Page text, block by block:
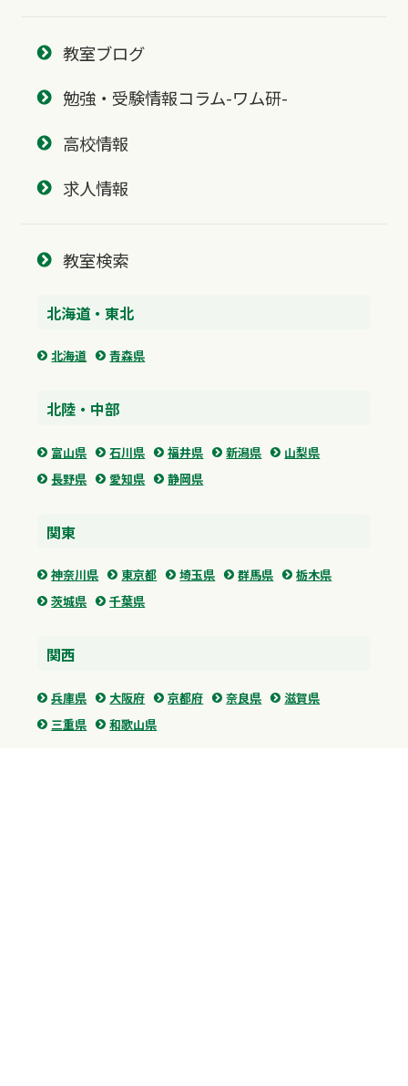
教室ブログ
勉強・受験情報コラム-ワム研-
高校情報
求人情報
教室検索
北海道・東北
北海道 青森県
北陸・中部
富山県 石川県 福井県 新潟県
山梨県
長野県
愛知県 静岡県
関東
神奈川県 東京都 埼玉県 群馬県
栃木県
茨城県
千葉県
関西
兵庫県 大阪府 京都府 奈良県
滋賀県
三重県
和歌山県